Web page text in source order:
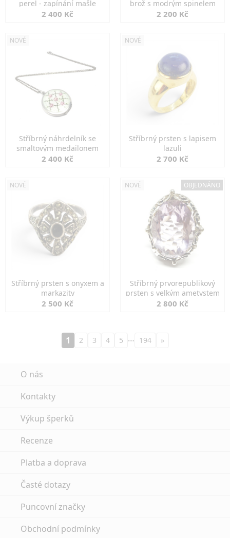
perel - zapínání mašle
2 400 Kč
brož s modrým spinelem
2 200 Kč
NOVÉ
Stříbrný náhrdelník se
smaltovým medailonem
2 400 Kč
NOVÉ
Stříbrný prsten s lapisem
lazuli
2 700 Kč
NOVÉ
Stříbrný prsten s onyxem a
markazity
2 500 Kč
NOVÉ OBJEDNÁNO
Stříbrný prvorepublikový
prsten s velkým ametystem
2 800 Kč
1 2 3 4 5 … 194 »
O nás
Kontakty
Výkup šperků
Recenze
Platba a doprava
Časté dotazy
Puncovní značky
Obchodní podmínky